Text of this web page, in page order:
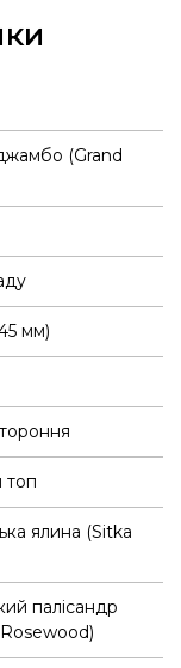
(Grand
мм)
топ
ялина (Sitka
палісандр